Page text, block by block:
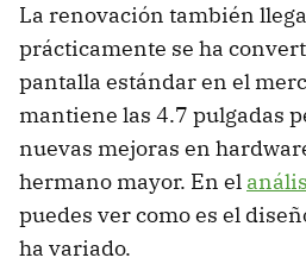
La renovación también
prácticamente se ha
pantalla estándar en el
mantiene las 4.7 pulgadas
nuevas mejoras en
hermano mayor. En el
puedes ver como es el
ha variado.